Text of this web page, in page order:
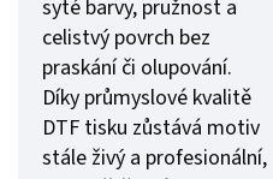
syté barvy, pružnost a
celistvý povrch bez
praskání či olupování.
Díky průmyslové kvalitě
DTF tisku zůstává motiv
stále živý a profesionální,